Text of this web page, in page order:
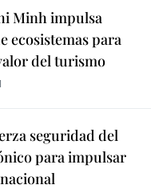
Minh impulsa
ecosistemas para
del turismo
seguridad del
para impulsar